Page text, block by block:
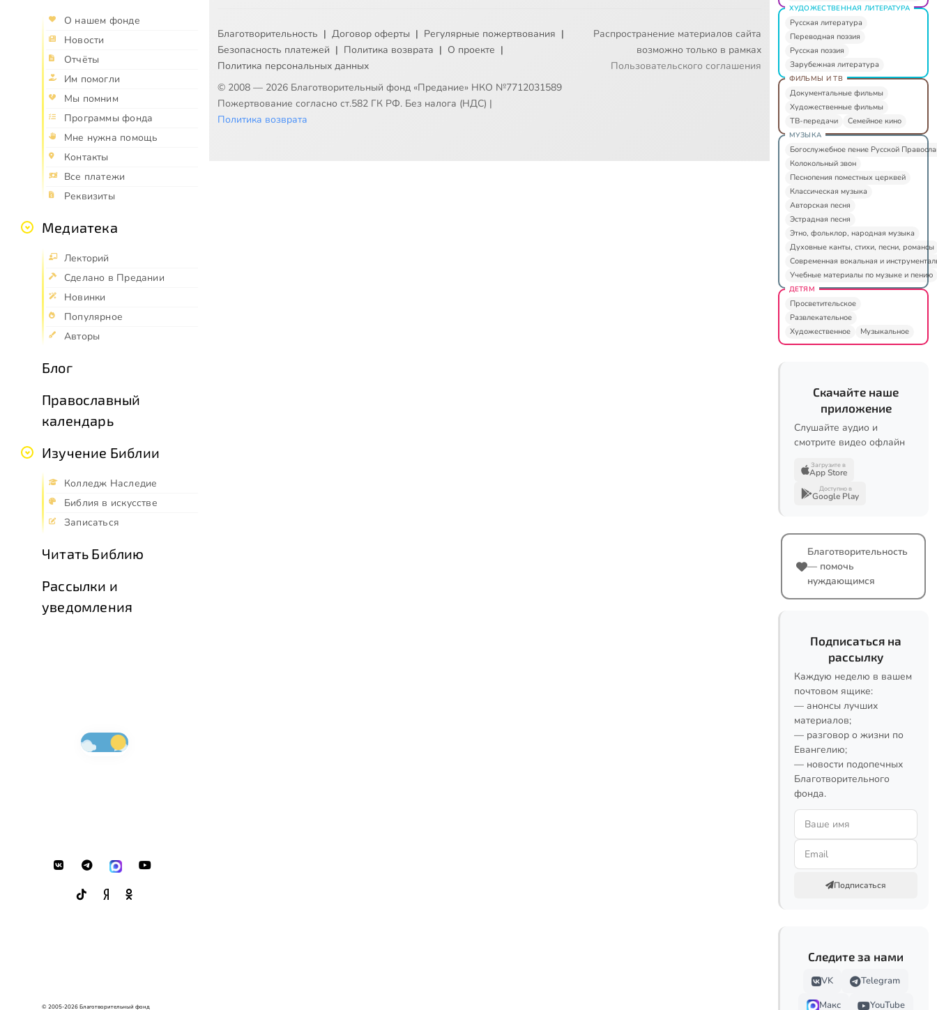
О нашем фонде
Новости
Отчёты
Им помогли
Мы помним
Программы фонда
Мне нужна помощь
Контакты
Все платежи
Реквизиты
Медиатека
Лекторий
Сделано в Предании
Новинки
Популярное
Авторы
Блог
Православный
календарь
Изучение Библии
Колледж Наследие
Библия в искусстве
Записаться
Читать Библию
Рассылки и
уведомления
© 2005-2026 Благотворительный фонд
Благотворительность | Договор оферты | Регулярные пожертвования |
Безопасность платежей | Политика возврата | О проекте |
Политика персональных данных
© 2008 — 2026 Благотворительный фонд «Предание» НКО №7712031589
Пожертвование согласно ст.582 ГК РФ. Без налога (НДС) |
Политика возврата
Распространение материалов сайта
возможно только в рамках
Пользовательского соглашения
ХУДОЖЕСТВЕННАЯ ЛИТЕРАТУРА
Русская литература
Переводная поэзия
Русская поэзия
Зарубежная литература
ФИЛЬМЫ И ТВ
Документальные фильмы
Художественные фильмы
ТВ-передачи
Семейное кино
МУЗЫКА
Богослужебное пение Русской
Колокольный звон
Песнопения поместных церквей
Классическая музыка
Авторская песня
Эстрадная песня
Этно, фольклор, народная музыка
Духовные канты, стихи, песни, романсы
Современная вокальная и
Учебные материалы по музыке и пению
ДЕТЯМ
Просветительское
Развлекательное
Художественное
Музыкальное
Скачайте наше
приложение
Слушайте аудио и
смотрите видео офлайн
Загрузите в
App Store
Доступно в
Google Play
Благотворительность
— помочь
нуждающимся
Подписаться на
рассылку
Каждую неделю в вашем
почтовом ящике:
— анонсы лучших
материалов;
— разговор о жизни по
Евангелию;
— новости подопечных
Благотворительного
фонда.
Подписаться
Следите за нами
VK
Telegram
Макс
YouTube